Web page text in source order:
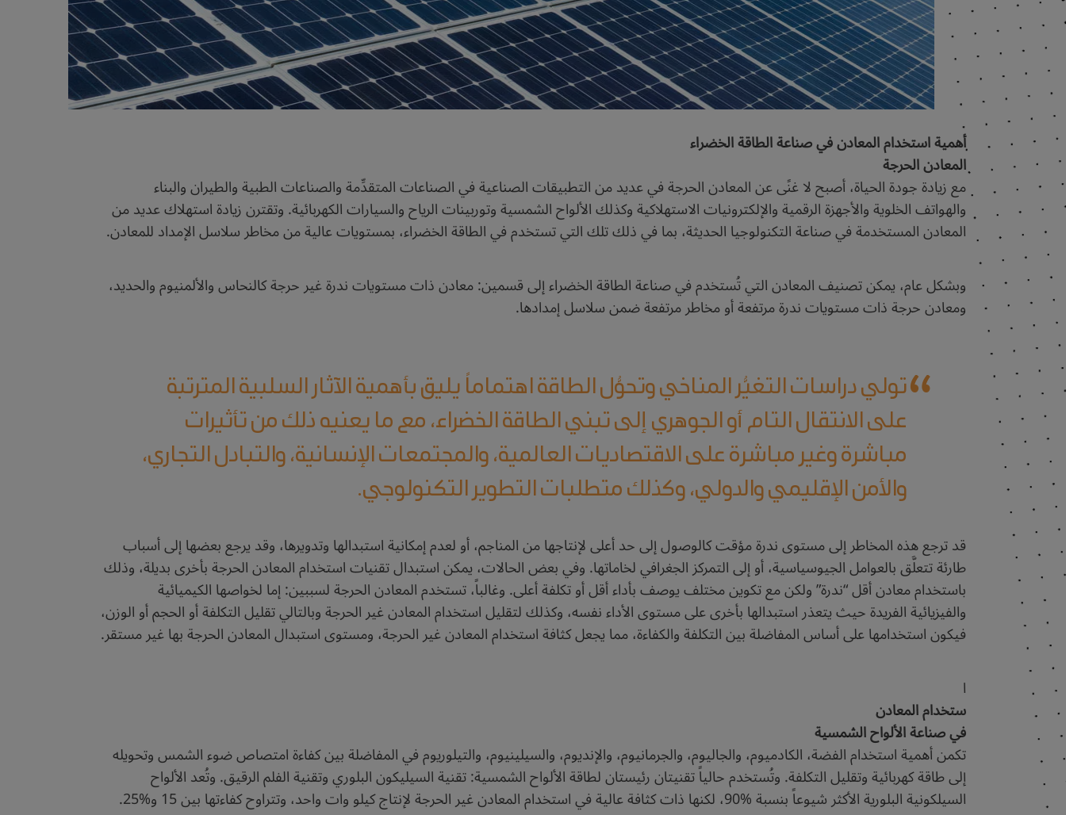
أهمية استخدام المعادن في صناعة الطاقة الخضراء
المعادن الحرجة
مع زيادة جودة الحياة، أصبح لا غنًى عن المعادن الحرجة في عديد من التطبيقات الصناعية في الصناعات المتقدِّمة والصناعات الطبية والطيران والبناء
والهواتف الخلوية والأجهزة الرقمية والإلكترونيات الاستهلاكية وكذلك الألواح الشمسية وتوربينات الرياح والسيارات الكهربائية. وتقترن زيادة استهلاك عديد من
المعادن المستخدمة في صناعة التكنولوجيا الحديثة، بما في ذلك تلك التي تستخدم في الطاقة الخضراء، بمستويات عالية من مخاطر سلاسل الإمداد للمعادن.
وبشكل عام، يمكن تصنيف المعادن التي تُستخدم في صناعة الطاقة الخضراء إلى قسمين: معادن ذات مستويات ندرة غير حرجة كالنحاس والألمنيوم والحديد،
ومعادن حرجة ذات مستويات ندرة مرتفعة أو مخاطر مرتفعة ضمن سلاسل إمدادها.
تولي دراسات التغيُّر المناخي وتحوُّل الطاقة اهتماماً يليق بأهمية الآثار السلبية المترتبة
على الانتقال التام أو الجوهري إلى تبني الطاقة الخضراء، مع ما يعنيه ذلك من تأثيرات
مباشرة وغير مباشرة على الاقتصاديات العالمية، والمجتمعات الإنسانية، والتبادل التجاري،
والأمن الإقليمي والدولي، وكذلك متطلبات التطوير التكنولوجي.
قد ترجع هذه المخاطر إلى مستوى ندرة مؤقت كالوصول إلى حد أعلى لإنتاجها من المناجم، أو لعدم إمكانية استبدالها وتدويرها، وقد يرجع بعضها إلى أسباب
طارئة تتعلَّق بالعوامل الجيوسياسية، أو إلى التمركز الجغرافي لخاماتها. وفي بعض الحالات، يمكن استبدال تقنيات استخدام المعادن الحرجة بأخرى بديلة، وذلك
باستخدام معادن أقل “ندرة” ولكن مع تكوين مختلف يوصف بأداء أقل أو تكلفة أعلى. وغالباً، تستخدم المعادن الحرجة لسببين: إما لخواصها الكيميائية
والفيزيائية الفريدة حيث يتعذر استبدالها بأخرى على مستوى الأداء نفسه، وكذلك لتقليل استخدام المعادن غير الحرجة وبالتالي تقليل التكلفة أو الحجم أو الوزن،
فيكون استخدامها على أساس المفاضلة بين التكلفة والكفاءة، مما يجعل كثافة استخدام المعادن غير الحرجة، ومستوى استبدال المعادن الحرجة بها غير مستقر.
ا
ستخدام المعادن
في صناعة الألواح الشمسية
تكمن أهمية استخدام الفضة، الكادميوم، والجاليوم، والجرمانيوم، والإنديوم، والسيلينيوم، والتيلوريوم في المفاضلة بين كفاءة امتصاص ضوء الشمس وتحويله
إلى طاقة كهربائية وتقليل التكلفة. وتُستخدم حالياً تقنيتان رئيستان لطاقة الألواح الشمسية: تقنية السيليكون البلوري وتقنية الفلم الرقيق. وتُعد الألواح
السيلكونية البلورية الأكثر شيوعاً بنسبة %90، لكنها ذات كثافة عالية في استخدام المعادن غير الحرجة لإنتاج كيلو وات واحد، وتتراوح كفاءتها بين 15 و%25.